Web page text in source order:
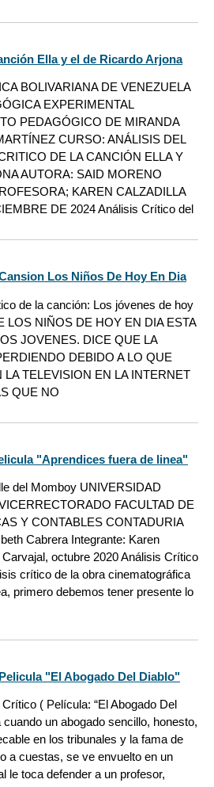
Ella y el de Ricardo Arjona
BOLIVARIANA DE VENEZUELA
EXPERIMENTAL
PEDAGÓGICO DE MIRANDA
CURSO: ANÁLISIS DEL
DE LA CANCIÓN ELLA Y
AUTORA: SAID MORENO
KAREN CALZADILLA
DE 2024 Análisis Crítico del
Los Niños De Hoy En Dia
de la canción: Los jóvenes de hoy
LOS NIÑOS DE HOY EN DIA ESTA
JOVENES. DICE QUE LA
DEBIDO A LO QUE
TELEVISION EN LA INTERNET
QUE NO
"Aprendices fuera de linea"
del Momboy UNIVERSIDAD
FACULTAD DE
Y CONTABLES CONTADURIA
Cabrera Integrante: Karen
octubre 2020 Análisis Crítico
crítico de la obra cinematográfica
primero debemos tener presente lo
"El Abogado Del Diablo"
( Película: “El Abogado Del
cuando un abogado sencillo, honesto,
en los tribunales y la fama de
a cuestas, se ve envuelto en un
le toca defender a un profesor,